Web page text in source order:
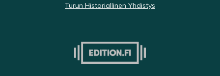
Turun Historiallinen Yhdistys